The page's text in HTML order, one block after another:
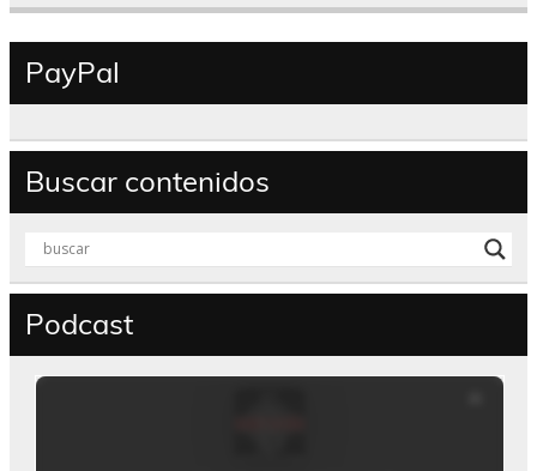
PayPal
Buscar contenidos
Podcast